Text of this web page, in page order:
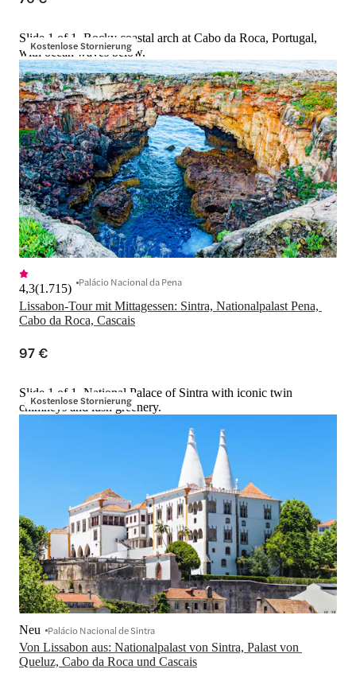
Kostenlose Stornierung
Slide 1 of 1, Rocky coastal arch at Cabo da Roca, Portugal,
with ocean waves below.
Lissabon-Tour mit Mittagessen: Sintra, Nationalpalast Pena,
Cabo da Roca, Cascais
4,3(1.715) Palácio Nacional da Pena
97 €
Kostenlose Stornierung
Slide 1 of 1, National Palace of Sintra with iconic twin
chimneys and lush greenery.
Von Lissabon aus: Nationalpalast von Sintra, Palast von
Queluz, Cabo da Roca und Cascais
Neu Palácio Nacional de Sintra